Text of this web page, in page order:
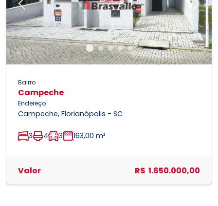
Previous Next
Bairro
Campeche
Endereço
Campeche, Florianópolis - SC
3 4 3 163,00 m²
Valor R$ 1.650.000,00